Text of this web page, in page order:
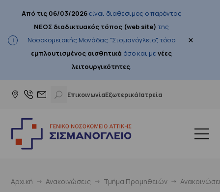
Από τις 06/03/2026είναι διαθέσιμος ο παρόντας
ΝΕΟΣ διαδικτυακός τόπος (web site) της
Νοσοκομειακής Μονάδας "Σισμανόγλειο", τόσο
εμπλουτισμένος αισθητικά όσο και μενέες
λειτουργικότητες.
×
ΕπικοινωνίαΕξωτερικά Ιατρεία
Αρχική Ανακοινώσεις Τμήμα Προμηθειών